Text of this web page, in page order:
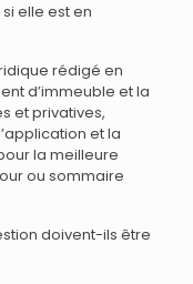
elle est en
rédigé en
d’immeuble et la
et privatives,
et la
la meilleure
ou sommaire
doivent-ils être